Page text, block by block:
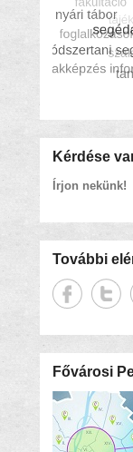
Kérdése
Írjon nekünk!
További
Fővárosi